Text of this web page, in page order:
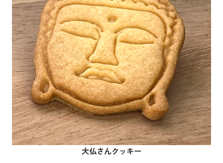
大仏さんクッキー